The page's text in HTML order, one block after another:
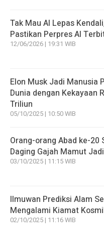
Tak Mau AI Lepas
Pastikan Perpres AI
12/06/2026 | 19:31 WIB
Elon Musk Jadi Manusia
Dunia dengan Kekayaan
Triliun
05/10/2025 | 10:50 WIB
Orang-orang Abad ke-20
Daging Gajah Mamut
03/10/2025 | 11:15 WIB
Ilmuwan Prediksi Alam
Mengalami Kiamat
02/10/2025 | 11:16 WIB